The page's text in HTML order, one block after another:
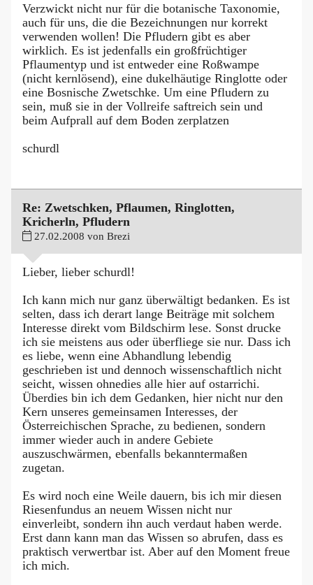
Verzwickt nicht nur für die botanische Taxonomie,
auch für uns, die die Bezeichnungen nur korrekt
verwenden wollen! Die Pfludern gibt es aber
wirklich. Es ist jedenfalls ein großfrüchtiger
Pflaumentyp und ist entweder eine Roßwampe
(nicht kernlösend), eine dukelhäutige Ringlotte oder
eine Bosnische Zwetschke. Um eine Pfludern zu
sein, muß sie in der Vollreife saftreich sein und
beim Aufprall auf dem Boden zerplatzen
schurdl
Re: Zwetschken, Pflaumen, Ringlotten,
Kricherln, Pfludern
27.02.2008 von Brezi
Lieber, lieber schurdl!
Ich kann mich nur ganz überwältigt bedanken. Es ist
selten, dass ich derart lange Beiträge mit solchem
Interesse direkt vom Bildschirm lese. Sonst drucke
ich sie meistens aus oder überfliege sie nur. Dass ich
es liebe, wenn eine Abhandlung lebendig
geschrieben ist und dennoch wissenschaftlich nicht
seicht, wissen ohnedies alle hier auf ostarrichi.
Überdies bin ich dem Gedanken, hier nicht nur den
Kern unseres gemeinsamen Interesses, der
Österreichischen Sprache, zu bedienen, sondern
immer wieder auch in andere Gebiete
auszuschwärmen, ebenfalls bekanntermaßen
zugetan.
Es wird noch eine Weile dauern, bis ich mir diesen
Riesenfundus an neuem Wissen nicht nur
einverleibt, sondern ihn auch verdaut haben werde.
Erst dann kann man das Wissen so abrufen, dass es
praktisch verwertbar ist. Aber auf den Moment freue
ich mich.